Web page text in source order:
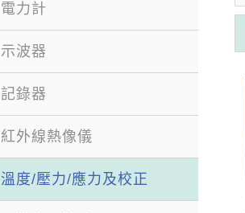
電力計
示波器
記錄器
紅外線熱像儀
溫度/壓力/應力及校正